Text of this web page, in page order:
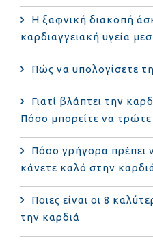
Η ξαφνική διακοπή
καρδιαγγειακή υγεία
Πώς να υπολογίσετε
Γιατί βλάπτει την
Πόσο μπορείτε να τρώτε
Πόσο γρήγορα πρέπει
κάνετε καλό στην
Ποιες είναι οι 8
την καρδιά